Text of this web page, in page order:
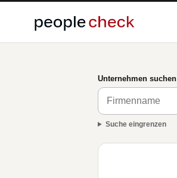
Unternehmen suchen
Suche eingrenzen